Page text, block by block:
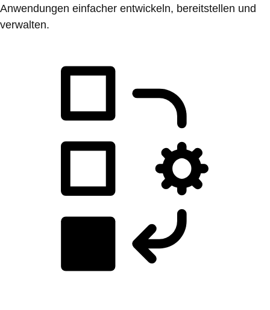
Anwendungen einfacher entwickeln, bereitstellen und
verwalten.